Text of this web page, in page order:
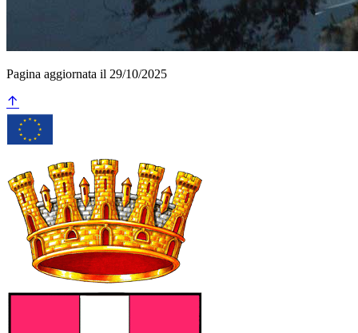
Pagina aggiornata il 29/10/2025